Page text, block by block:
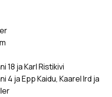
18 ja Karl Ristikivi
4 ja Epp Kaidu, Kaarel Ird ja